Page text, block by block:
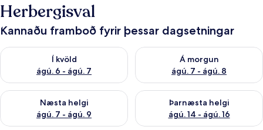
Herbergisval
Kannaðu framboð fyrir þessar dagsetningar
Í kvöld
ágú. 6 - ágú. 7
Athuga framboð í kvöld ágú. 6 - ágú. 7
Á morgun
ágú. 7 - ágú. 8
Athuga framboð á morgun
Næsta helgi
ágú. 7 - ágú. 9
Athuga framboð næstu helgi ágú. 7 - ágú. 9
Þarnæsta helgi
ágú. 14 - ágú. 16
Athuga framboð þarnæstu